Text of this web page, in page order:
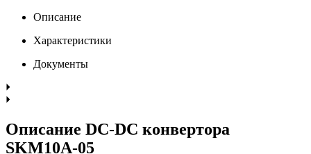
Описание
Характеристики
Документы
Описание DC-DC конвертора
SKM10A-05